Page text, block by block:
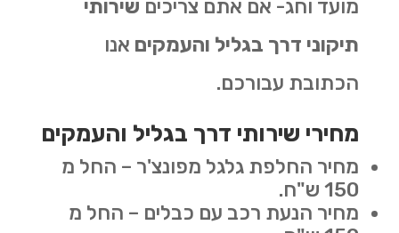
מועד וחג- אם אתם צריכים שירותי
תיקוני דרך בגליל והעמקים אנו
הכתובת עבורכם.
מחירי שירותי דרך בגליל והעמקים
מחיר החלפת גלגל מפונצ'ר – החל מ
150 ש"ח.
מחיר הנעת רכב עם כבלים – החל מ